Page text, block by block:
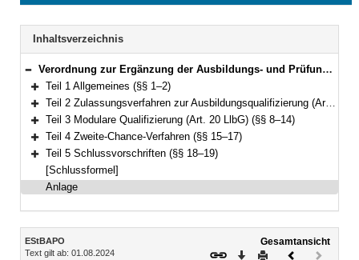
BAYERN.RECHT
letzten
Suche
Navigation
Inhaltsverzeichnis
Bereich reduzieren
Verordnung zur Ergänzung der Ausbildungs- und Prüfungsordnung für die Steuerbeamten (Ergänzungsausbildungsverordnung Steuer – EStBAPO) Vom 27. April 2011 (GVBl. S. 220) BayRS 2030-2-13-F (§§ 1–19)
Bereich erweitern
Teil 1 Allgemeines (§§ 1–2)
Bereich erweitern
Teil 2 Zulassungsverfahren zur Ausbildungsqualifizierung (Art. 37 LlbG) (§§ 3–7)
Bereich erweitern
Teil 3 Modulare Qualifizierung (Art. 20 LlbG) (§§ 8–14)
Bereich erweitern
Teil 4 Zweite-Chance-Verfahren (§§ 15–17)
Bereich erweitern
Teil 5 Schlussvorschriften (§§ 18–19)
[Schlussformel]
Anlage
Inhalt
EStBAPO
Text gilt ab: 01.08.2024
Gesamtansicht
Download
DruckenVorheriges